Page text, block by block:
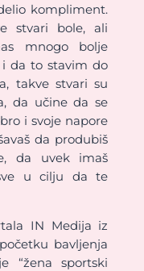
kompliment.
stvari bole, ali
mnogo bolje
da to stavim do
takve stvari su
da učine da se
i svoje napore
da produbiš
da uvek imaš
u cilju da te
IN Medija iz
bavljenja
“žena sportski